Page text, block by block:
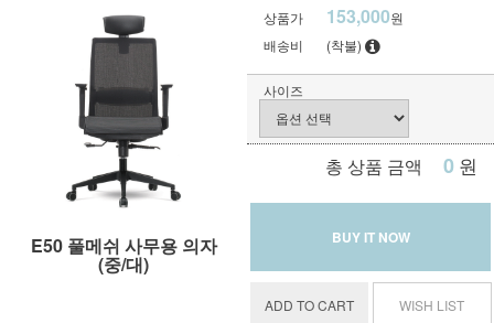
E50 풀메쉬 사무용 의자
(중/대)
상품가 153,000원
배송비
(착불)
사이즈
총 상품 금액 0 원
BUY IT NOW
ADD TO CART WISH LIST